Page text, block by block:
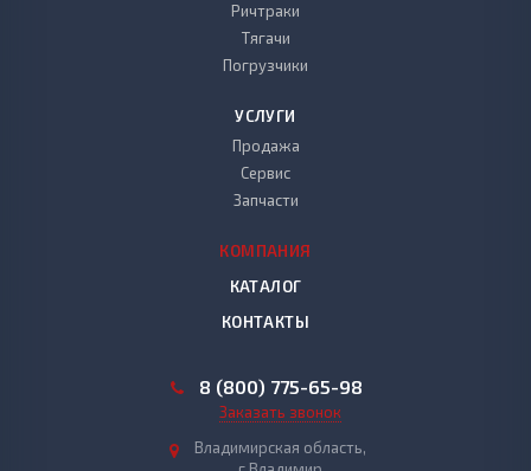
Ричтраки
Тягачи
Погрузчики
УСЛУГИ
Продажа
Сервис
Запчасти
КОМПАНИЯ
КАТАЛОГ
КОНТАКТЫ
8 (800) 775-65-98
Заказать звонок
Владимирская область,